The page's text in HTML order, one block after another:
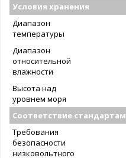
Условия хранения
Диапазон
температуры
Диапазон
относительной
влажности
Высота над
уровнем моря
Соответствие стандартам
Требования
безопасности
низковольтного